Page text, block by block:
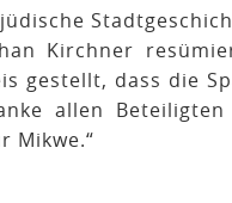
Kirchner
gestellt, dass die
allen
Mikwe.“